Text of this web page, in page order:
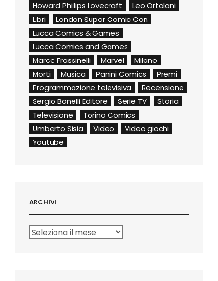
Howard Phillips Lovecraft
Leo Ortolani
Libri
London Super Comic Con
Lucca Comics & Games
Lucca Comics and Games
Marco Frassinelli
Marvel
Milano
Morti
Musica Panini Comics
Premi
Programmazione televisiva
Recensione
Sergio Bonelli Editore
Serie TV
Storia
Televisione
Torino Comics
Umberto Sisia
Video
Video giochi
Youtube
ARCHIVI
Archivi